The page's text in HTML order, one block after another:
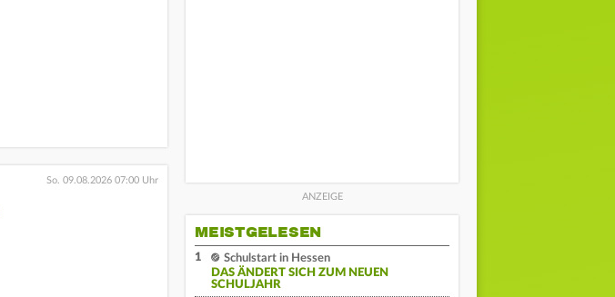
So. 09.08.2026 07:00 Uhr
MEISTGELESEN
1
Schulstart in Hessen
DAS ÄNDERT SICH ZUM NEUEN
SCHULJAHR